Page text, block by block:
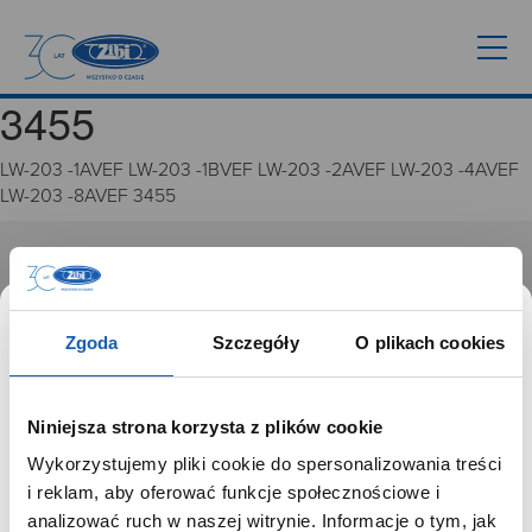
Zgoda Szczegóły O plikach cookies
Niniejsza strona korzysta z plików cookie
Wykorzystujemy pliki cookie do spersonalizowania treści
i reklam, aby oferować funkcje społecznościowe i
analizować ruch w naszej witrynie. Informacje o tym, jak
3455
LW-203 -1AVEF LW-203 -1BVEF LW-203 -2AVEF LW-203 -4AVEF
LW-203 -8AVEF 3455
GRUPA ZIBI
Misja, wizja i wartości Grupy Zibi
Ważne daty
Zgoda na ciasteczka
PRODUKTYSZANOWNY UŻYTKOWNIKU,
SZANOWNA UŻYTKOWNICZKO